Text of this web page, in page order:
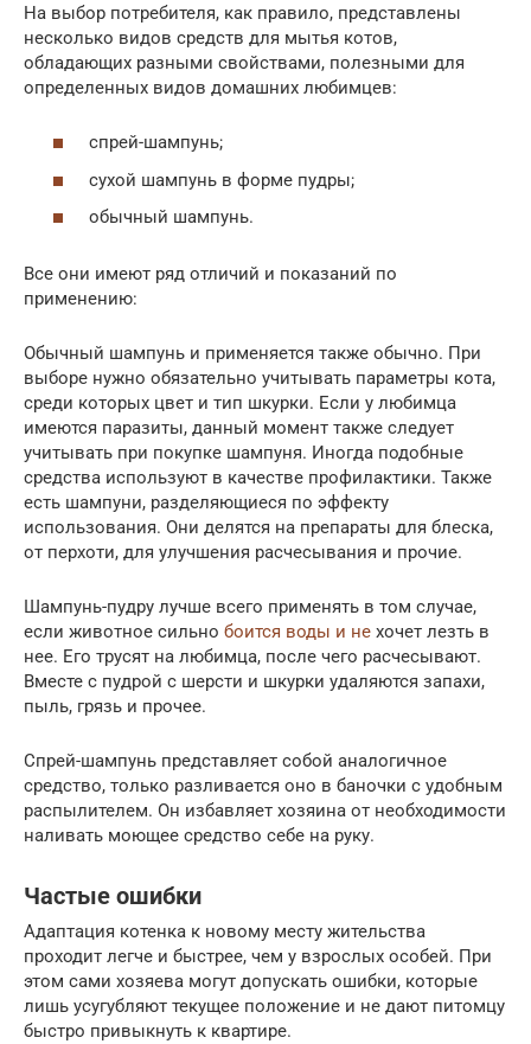
На выбор потребителя, как правило, представлены
несколько видов средств для мытья котов,
обладающих разными свойствами, полезными для
определенных видов домашних любимцев:
спрей-шампунь;
сухой шампунь в форме пудры;
обычный шампунь.
Все они имеют ряд отличий и показаний по
применению:
Обычный шампунь и применяется также обычно. При
выборе нужно обязательно учитывать параметры кота,
среди которых цвет и тип шкурки. Если у любимца
имеются паразиты, данный момент также следует
учитывать при покупке шампуня. Иногда подобные
средства используют в качестве профилактики. Также
есть шампуни, разделяющиеся по эффекту
использования. Они делятся на препараты для блеска,
от перхоти, для улучшения расчесывания и прочие.
Шампунь-пудру лучше всего применять в том случае,
если животное сильно боится воды и не хочет лезть в
нее. Его трусят на любимца, после чего расчесывают.
Вместе с пудрой с шерсти и шкурки удаляются запахи,
пыль, грязь и прочее.
Спрей-шампунь представляет собой аналогичное
средство, только разливается оно в баночки с удобным
распылителем. Он избавляет хозяина от необходимости
наливать моющее средство себе на руку.
Частые ошибки
Адаптация котенка к новому месту жительства
проходит легче и быстрее, чем у взрослых особей. При
этом сами хозяева могут допускать ошибки, которые
лишь усугубляют текущее положение и не дают питомцу
быстро привыкнуть к квартире.